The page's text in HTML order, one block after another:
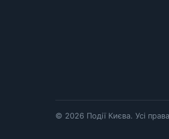
© 2026 Події Києва. Усі